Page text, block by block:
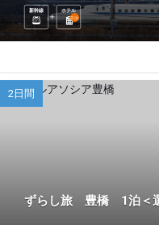
新幹線
ホテル
2泊
2日間
ずらし旅 豊橋 1泊＜